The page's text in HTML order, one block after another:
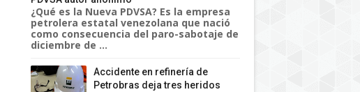
¿Qué es la Nueva PDVSA? Es la empresa
petrolera estatal venezolana que nació
como consecuencia del paro-sabotaje de
diciembre de ...
Accidente en refinería de
Petrobras deja tres heridos